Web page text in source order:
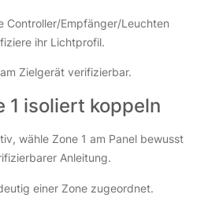
Controller/Empfänger/Leuchten
ihr Lichtprofil.
Zielgerät verifizierbar.
1 isoliert koppeln
wähle Zone 1 am Panel bewusst
Anleitung.
einer Zone zugeordnet.